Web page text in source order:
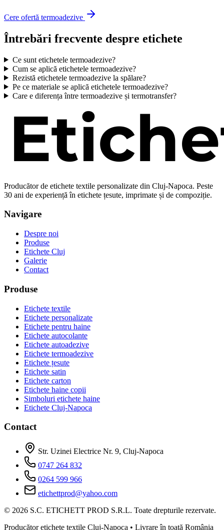
Cere ofertă termoadezive
Întrebări frecvente despre etichete
Ce sunt etichetele termoadezive?
Cum se aplică etichetele termoadezive?
Rezistă etichetele termoadezive la spălare?
Pe ce materiale se aplică etichetele termoadezive?
Care e diferența între termoadezive și termotransfer?
Producător de etichete textile personalizate din Cluj-Napoca. Peste
30 ani de experiență în etichete țesute, imprimate și de compoziție.
Navigare
Despre noi
Produse
Etichete Cluj
Galerie
Contact
Produse
Etichete textile
Etichete personalizate
Etichete pentru haine
Etichete autocolante
Etichete autoadezive
Etichete termoadezive
Etichete țesute
Etichete satin
Etichete carton
Etichete haine copii
Simboluri etichete haine
Etichete Cluj-Napoca
Contact
Str. Uzinei Electrice Nr. 9, Cluj-Napoca
0747 264 832
0264 599 966
etichettprod@yahoo.com
© 2026 S.C. ETICHETT PROD S.R.L. Toate drepturile rezervate.
Producător etichete textile Cluj-Napoca • Livrare în toată România